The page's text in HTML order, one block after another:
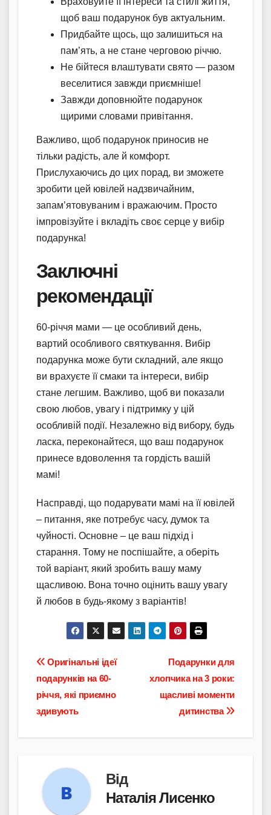
щоб ваш подарунок був актуальним.
Придбайте щось, що залишиться на
пам’ять, а не стане черговою річчю.
Не бійтеся влаштувати свято — разом
веселитися завжди приємніше!
Завжди доповнюйте подарунок
щирими словами привітання.
Важливо, щоб подарунок приносив не
тільки радість, але й комфорт.
Прислухаючись до цих порад, ви зможете
зробити цей ювілей надзвичайним,
запам’ятовуваним і вражаючим. Просто
імпровізуйте і вкладіть своє серце у вибір
подарунка!
Заключні
рекомендації
60-річчя мами — це особливий день,
вартий особливого святкування. Вибір
подарунка може бути складний, але якщо
ви врахуєте її смаки та інтереси, вибір
стане легшим. Важливо, щоб ви показали
свою любов, увагу і підтримку у цій
особливій події. Незалежно від вибору, будь
ласка, переконайтеся, що ваш подарунок
принесе вдоволення та гордість вашій
мамі!
Насправді, що подарувати мамі на її ювілей
– питання, яке потребує часу, думок та
чуйності. Основне – це ваш підхід і
старання. Тому не поспішайте, а оберіть
той варіант, який зробить вашу маму
щасливою. Вона точно оцінить вашу увагу
й любов в будь-якому з варіантів!
Навігація
записів
Подарунки для
хлопчика на 3 роки:
щасливі моменти
дитинства
Оригінальні ідеї
подарунків на 60-
річчя, які приємно
здивують
Від
Наталія Лисенко